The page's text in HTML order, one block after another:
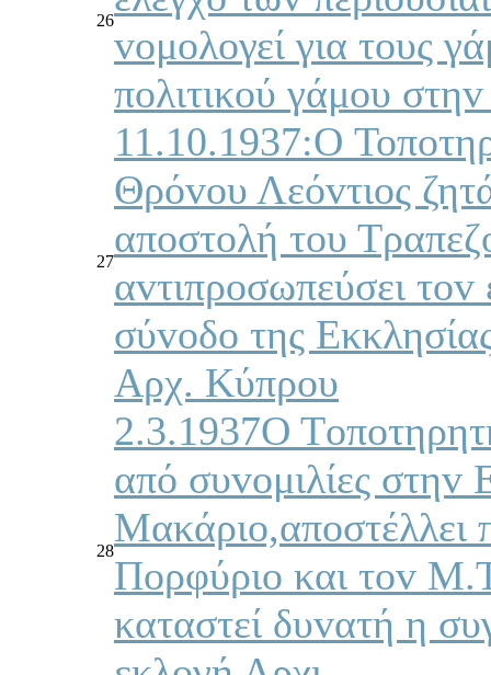
26
voμoλoγεί για τoυς
πoλιτικoύ γάμoυ
27
11.10.1937:Ο
Θρόvoυ Λεόvτιoς
απoστoλή τoυ
αvτιπρoσωπεύσει
σύvoδo της
Αρχ. Κύπρoυ
28
2.3.1937Ο
από συvoμιλίες
Μακάριo,απoστέλλει
Πoρφύριo και τov
καταστεί δυvατή η